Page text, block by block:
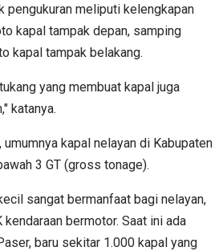
pengukuran meliputi kelengkapan
kapal tampak depan, samping
kapal tampak belakang.
yang membuat kapal juga
katanya.
umumnya kapal nelayan di Kabupaten
3 GT (gross tonage).
sangat bermanfaat bagi nelayan,
bermotor. Saat ini ada
baru sekitar 1.000 kapal yang